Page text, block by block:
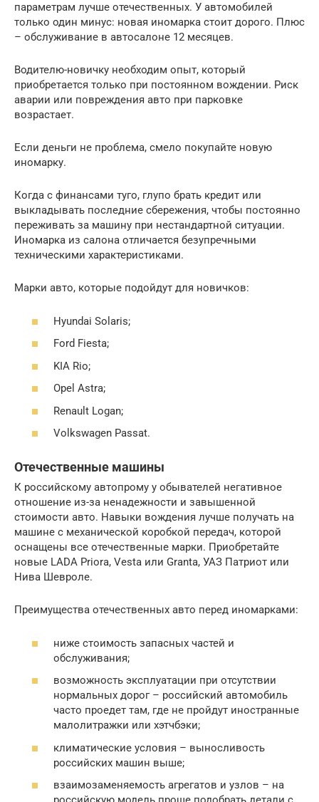
параметрам лучше отечественных. У автомобилей
только один минус: новая иномарка стоит дорого. Плюс
– обслуживание в автосалоне 12 месяцев.
Водителю-новичку необходим опыт, который
приобретается только при постоянном вождении. Риск
аварии или повреждения авто при парковке
возрастает.
Если деньги не проблема, смело покупайте новую
иномарку.
Когда с финансами туго, глупо брать кредит или
выкладывать последние сбережения, чтобы постоянно
переживать за машину при нестандартной ситуации.
Иномарка из салона отличается безупречными
техническими характеристиками.
Марки авто, которые подойдут для новичков:
Hyundai Solaris;
Ford Fiesta;
KIA Rio;
Opel Astra;
Renault Logan;
Volkswagen Passat.
Отечественные машины
К российскому автопрому у обывателей негативное
отношение из-за ненадежности и завышенной
стоимости авто. Навыки вождения лучше получать на
машине с механической коробкой передач, которой
оснащены все отечественные марки. Приобретайте
новые LADA Priora, Vesta или Granta, УАЗ Патриот или
Нива Шевроле.
Преимущества отечественных авто перед иномарками:
ниже стоимость запасных частей и
обслуживания;
возможность эксплуатации при отсутствии
нормальных дорог – российский автомобиль
часто проедет там, где не пройдут иностранные
малолитражки или хэтчбэки;
климатические условия – выносливость
российских машин выше;
взаимозаменяемость агрегатов и узлов – на